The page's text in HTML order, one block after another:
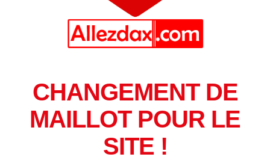
CHANGEMENT DE
MAILLOT POUR LE
SITE !